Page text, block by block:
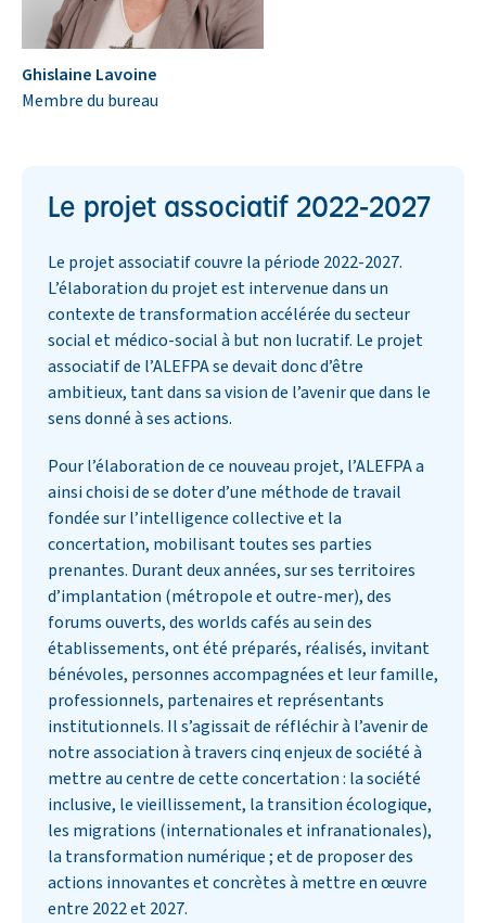
Ghislaine Lavoine
Membre du bureau
Le projet associatif 2022-2027
Le projet associatif couvre la période 2022-2027.
L’élaboration du projet est intervenue dans un
contexte de transformation accélérée du secteur
social et médico-social à but non lucratif. Le projet
associatif de l’ALEFPA se devait donc d’être
ambitieux, tant dans sa vision de l’avenir que dans le
sens donné à ses actions.
Pour l’élaboration de ce nouveau projet, l’ALEFPA a
ainsi choisi de se doter d’une méthode de travail
fondée sur l’intelligence collective et la
concertation, mobilisant toutes ses parties
prenantes. Durant deux années, sur ses territoires
d’implantation (métropole et outre-mer), des
forums ouverts, des worlds cafés au sein des
établissements, ont été préparés, réalisés, invitant
bénévoles, personnes accompagnées et leur famille,
professionnels, partenaires et représentants
institutionnels. Il s’agissait de réfléchir à l’avenir de
notre association à travers cinq enjeux de société à
mettre au centre de cette concertation : la société
inclusive, le vieillissement, la transition écologique,
les migrations (internationales et infranationales),
la transformation numérique ; et de proposer des
actions innovantes et concrètes à mettre en œuvre
entre 2022 et 2027.